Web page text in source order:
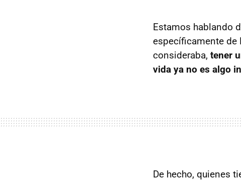
Estamos hablando
específicamente de
consideraba, tener
vida ya no es algo
De hecho, quienes